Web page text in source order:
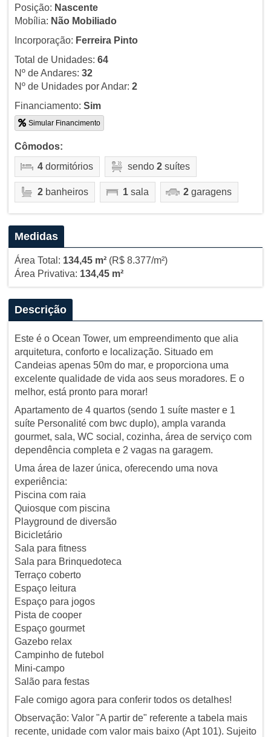
Posição: Nascente
Mobília: Não Mobiliado
Incorporação: Ferreira Pinto
Total de Unidades: 64
Nº de Andares: 32
Nº de Unidades por Andar: 2
Financiamento: Sim
Simular Financimento
Cômodos:
4dormitórios sendo 2suítes
2banheiros 1sala 2garagens
Medidas
Área Total: 134,45 m²(R$ 8.377/m²)
Área Privativa: 134,45 m²
Descrição
Este é o Ocean Tower, um empreendimento que alia
arquitetura, conforto e localização. Situado em
Candeias apenas 50m do mar, e proporciona uma
excelente qualidade de vida aos seus moradores. E o
melhor, está pronto para morar!
Apartamento de 4 quartos (sendo 1 suíte master e 1
suíte Personalité com bwc duplo), ampla varanda
gourmet, sala, WC social, cozinha, área de serviço com
dependência completa e 2 vagas na garagem.
Uma área de lazer única, oferecendo uma nova
experiência:
Piscina com raia
Quiosque com piscina
Playground de diversão
Bicicletário
Sala para fitness
Sala para Brinquedoteca
Terraço coberto
Espaço leitura
Espaço para jogos
Pista de cooper
Espaço gourmet
Gazebo relax
Campinho de futebol
Mini-campo
Salão para festas
Fale comigo agora para conferir todos os detalhes!
Observação: Valor "A partir de" referente a tabela mais
recente, unidade com valor mais baixo (Apt 101). Sujeito